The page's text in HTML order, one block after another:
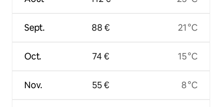
Sept.
Oct.
Nov.
88 €
74 €
55 €
21 °C
15 °C
8 °C